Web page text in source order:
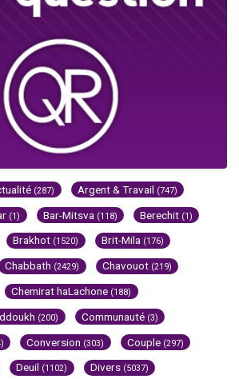
(287) Argent & Travail (747)
(1) Bar-Mitsva (118) Berechit (1)
Brakhot (1520) Brit-Mila (176)
Chabbath (2429) Chavouot (219)
Chemirat haLachone (188)
(200) Communauté (3)
Conversion (303) Couple (297)
Deuil (1102) Divers (5037)